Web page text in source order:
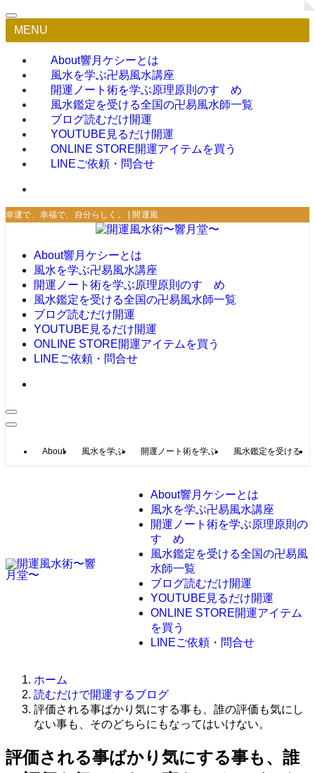
MENU
About響月ケシーとは
風水を学ぶ卍易風水講座
開運ノート術を学ぶ原理原則のすゝめ
風水鑑定を受ける全国の卍易風水師一覧
ブログ読むだけ開運
YOUTUBE 見るだけ開運
ONLINE STORE開運アイテムを買う
LINEご依頼・問合せ
幸運で、幸福で、自分らしく。 | 開運風水術〜響月堂〜
About響月ケシーとは
風水を学ぶ卍易風水講座
開運ノート術を学ぶ原理原則のすゝめ
風水鑑定を受ける全国の卍易風水師一覧
ブログ読むだけ開運
YOUTUBE 見るだけ開運
ONLINE STORE開運アイテムを買う
LINEご依頼・問合せ
About 風水を学ぶ 開運ノート術を学ぶ 風水鑑定を受ける
About響月ケシーとは
風水を学ぶ卍易風水講座
開運ノート術を学ぶ原理原則の
すゝめ
風水鑑定を受ける全国の卍易風
水師一覧
ブログ読むだけ開運
YOUTUBE 見るだけ開運
ONLINE STORE開運アイテム
を買う
LINEご依頼・問合せ
ホーム
読むだけで開運するブログ
評価される事ばかり気にする事も、誰の評価も気にし
ない事も、そのどちらにもなってはいけない。
評価される事ばかり気にする事も、誰